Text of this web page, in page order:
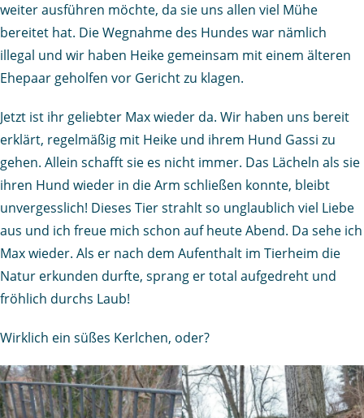
weiter ausführen möchte, da sie uns allen viel Mühe
bereitet hat. Die Wegnahme des Hundes war nämlich
illegal und wir haben Heike gemeinsam mit einem älteren
Ehepaar geholfen vor Gericht zu klagen.
Jetzt ist ihr geliebter Max wieder da. Wir haben uns bereit
erklärt, regelmäßig mit Heike und ihrem Hund Gassi zu
gehen. Allein schafft sie es nicht immer. Das Lächeln als sie
ihren Hund wieder in die Arm schließen konnte, bleibt
unvergesslich! Dieses Tier strahlt so unglaublich viel Liebe
aus und ich freue mich schon auf heute Abend. Da sehe ich
Max wieder. Als er nach dem Aufenthalt im Tierheim die
Natur erkunden durfte, sprang er total aufgedreht und
fröhlich durchs Laub!
Wirklich ein süßes Kerlchen, oder?